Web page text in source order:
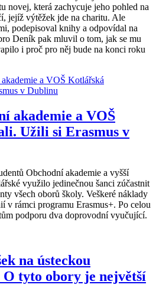
novej, která zachycuje jeho pohled na
jejíž výtěžek jde na charitu. Ale
podepisoval knihy a odpovídal na
Deník pak mluvil o tom, jak se mu
i proč pro něj bude na konci roku
akademie a VOŠ
Užili si Erasmus v
Obchodní akademie a vyšší
využilo jedinečnou šanci zúčastnit
všech oborů školy. Veškeré náklady
v rámci programu Erasmus+. Po celou
podporu dva doprovodní vyučující.
na ústeckou
tyto obory je největší